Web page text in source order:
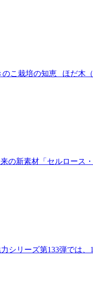
こ栽培の知恵 ほだ木
新素材「セルロー
リーズ第133弾では